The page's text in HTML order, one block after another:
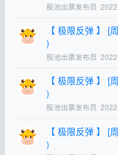
股池出票发布员
【 极限反弹 】 [
)
股池出票发布员
【 极限反弹 】 [
)
股池出票发布员
【 极限反弹 】 [
)